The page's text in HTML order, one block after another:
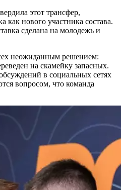
этот трансфер,
как нового участника состава.
сделана на молодежь и
неожиданным решением:
на скамейку запасных.
в социальных сетях
вопросом, что команда